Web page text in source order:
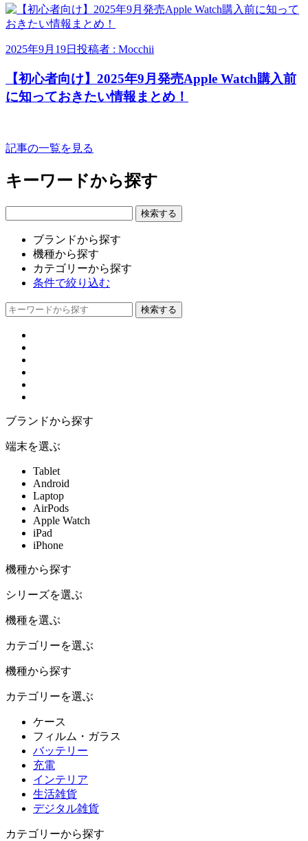
2025年9月19日 投稿者 : Mocchii
【初心者向け】2025年9月発売Apple Watch購入前
に知っておきたい情報まとめ！
記事の一覧を見る
キーワードから探す
ブランドから探す
機種から探す
カテゴリーから探す
条件で絞り込む
ブランドから探す
端末を選ぶ
Tablet
Android
Laptop
AirPods
Apple Watch
iPad
iPhone
機種から探す
シリーズを選ぶ
機種を選ぶ
カテゴリーを選ぶ
機種から探す
カテゴリーを選ぶ
ケース
フィルム・ガラス
バッテリー
充電
インテリア
生活雑貨
デジタル雑貨
カテゴリーから探す